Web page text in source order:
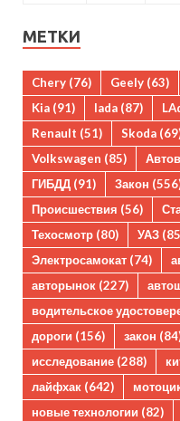
МЕТКИ
Chery (76) Geely (63)
Kia (91) lada (87)
Renault (51) Skoda
Volkswagen (85)
ГИБДД (91) Закон
Происшествия (56)
Техосмотр (80) УАЗ
Электросамокат (74)
авторынок (227)
водительское
дороги (156) закон
исследование (288)
лайфхак (642)
новые технологии (82)